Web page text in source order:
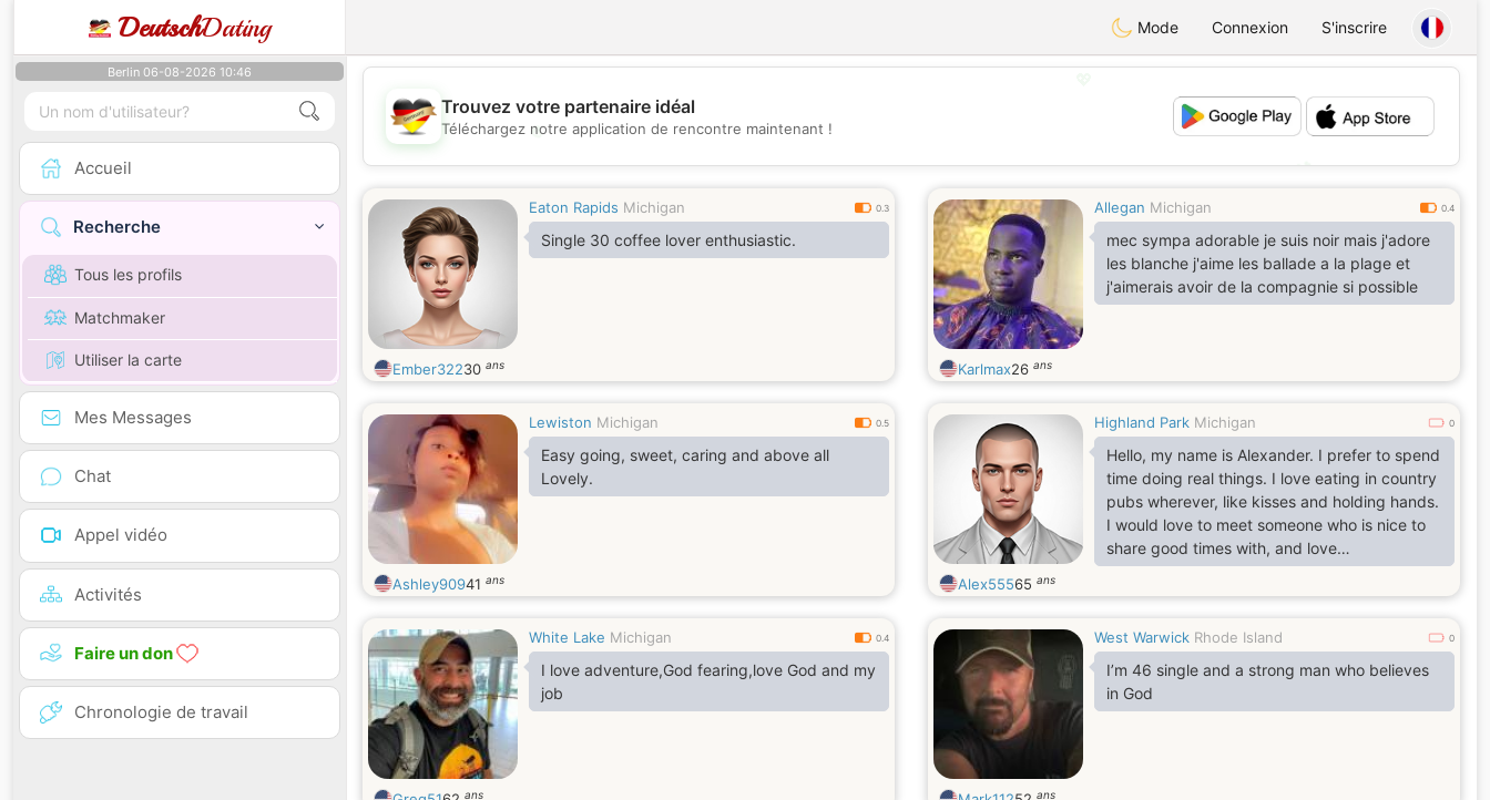
DeutschDating Mode Connexion S'inscrire
Berlin 06-08-2026 10:46
Accueil
Recherche
Tous les profils
Matchmaker
Utiliser la carte
Mes Messages
Chat
Appel vidéo
Activités
Faire un don
Chronologie de travail
💕
Trouvez votre partenaire idéal
Téléchargez notre application de rencontre maintenant !
Eaton Rapids Michigan 0.3
Single 30 coffee lover enthusiastic.
Ember32230 ans
Allegan Michigan 0.4
mec sympa adorable je suis noir mais j'adore
les blanche j'aime les ballade a la plage et
j'aimerais avoir de la compagnie si possible
Karlmax26 ans
Lewiston Michigan 0.5
Easy going, sweet, caring and above all
Lovely.
Ashley90941 ans
Highland Park Michigan 0
Hello, my name is Alexander. I prefer to spend
time doing real things. I love eating in country
pubs wherever, like kisses and holding hands.
I would love to meet someone who is nice to
share good times with, and love
conversations.
i love sea side because of its calmness and
Alex55565 ans
White Lake Michigan 0.4
I love adventure,God fearing,love God and my
job
ans
West Warwick Rhode Island 0
I’m 46 single and a strong man who believes
in God
ans